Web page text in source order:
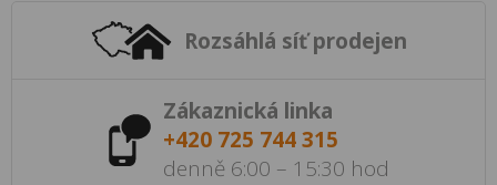
Rozsáhlá síť prodejen
Zákaznická linka
+420 725 744 315
denně 6:00 – 15:30 hod